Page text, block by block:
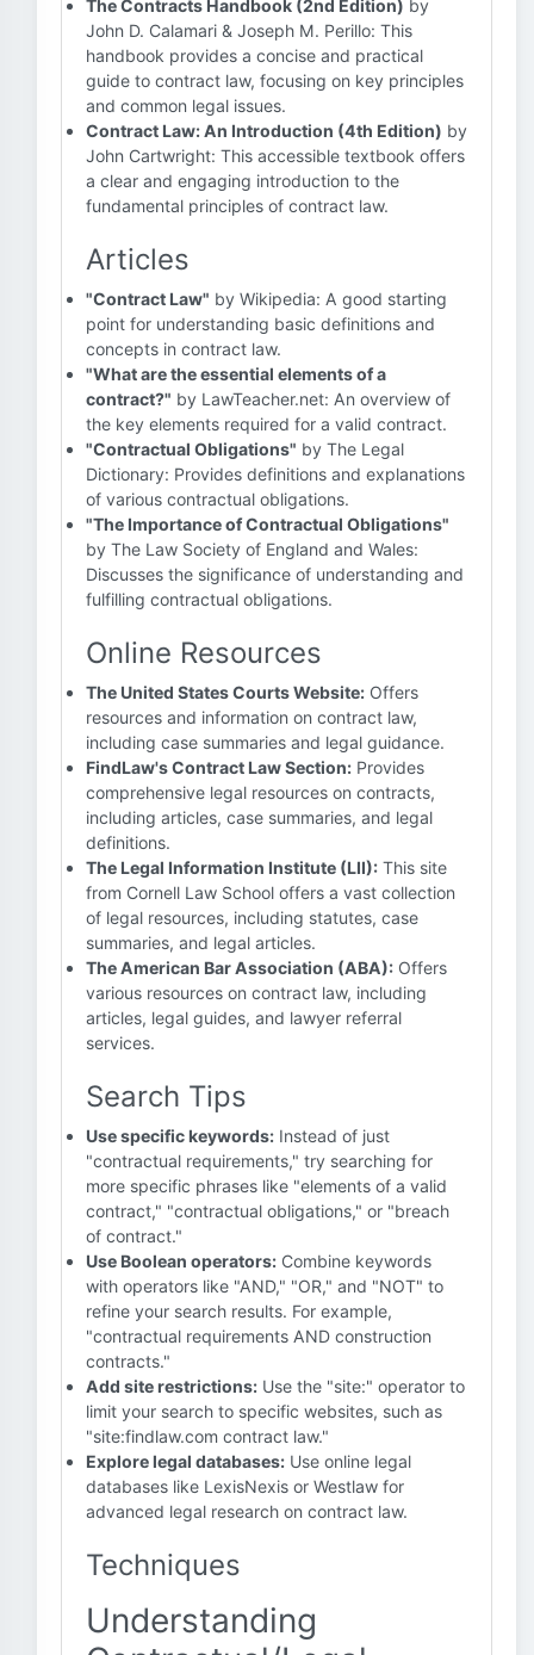
The Contracts Handbook (2nd Edition) by
John D. Calamari & Joseph M. Perillo: This
handbook provides a concise and practical
guide to contract law, focusing on key principles
and common legal issues.
Contract Law: An Introduction (4th Edition) by
John Cartwright: This accessible textbook offers
a clear and engaging introduction to the
fundamental principles of contract law.
Articles
"Contract Law" by Wikipedia: A good starting
point for understanding basic definitions and
concepts in contract law.
"What are the essential elements of a
contract?" by LawTeacher.net: An overview of
the key elements required for a valid contract.
"Contractual Obligations" by The Legal
Dictionary: Provides definitions and explanations
of various contractual obligations.
"The Importance of Contractual Obligations"
by The Law Society of England and Wales:
Discusses the significance of understanding and
fulfilling contractual obligations.
Online Resources
The United States Courts Website: Offers
resources and information on contract law,
including case summaries and legal guidance.
FindLaw's Contract Law Section: Provides
comprehensive legal resources on contracts,
including articles, case summaries, and legal
definitions.
The Legal Information Institute (LII): This site
from Cornell Law School offers a vast collection
of legal resources, including statutes, case
summaries, and legal articles.
The American Bar Association (ABA): Offers
various resources on contract law, including
articles, legal guides, and lawyer referral
services.
Search Tips
Use specific keywords: Instead of just
"contractual requirements," try searching for
more specific phrases like "elements of a valid
contract," "contractual obligations," or "breach
of contract."
Use Boolean operators: Combine keywords
with operators like "AND," "OR," and "NOT" to
refine your search results. For example,
"contractual requirements AND construction
contracts."
Add site restrictions: Use the "site:" operator to
limit your search to specific websites, such as
"site:findlaw.com contract law."
Explore legal databases: Use online legal
databases like LexisNexis or Westlaw for
advanced legal research on contract law.
Techniques
Understanding